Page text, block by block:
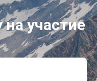
на участие